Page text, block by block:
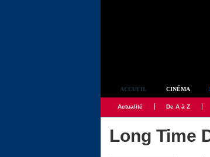
ACCUEIL CINÉMA
Actualité De A à Z
Long Time